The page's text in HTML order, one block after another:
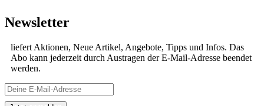
Newsletter
liefert Aktionen, Neue Artikel, Angebote, Tipps und Infos. Das
Abo kann jederzeit durch Austragen der E-Mail-Adresse beendet
werden.